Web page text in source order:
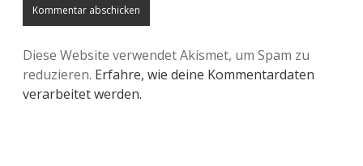
Diese Website verwendet Akismet, um Spam zu
reduzieren. Erfahre, wie deine Kommentardaten
verarbeitet werden.